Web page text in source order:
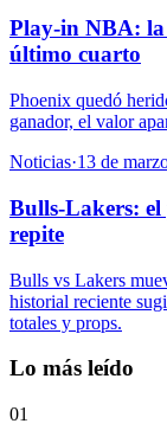
Play-in NBA: la
último cuarto
Phoenix quedó
ganador, el valor
Noticias·13 de
Bulls-Lakers: el
repite
Bulls vs Lakers
historial reciente
totales y props.
Lo más leído
01